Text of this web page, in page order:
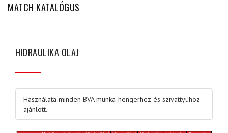
MATCH KATALÓGUS
HIDRAULIKA OLAJ
Használata minden BVA munka-hengerhez és szivattyúhoz
ajánlott.